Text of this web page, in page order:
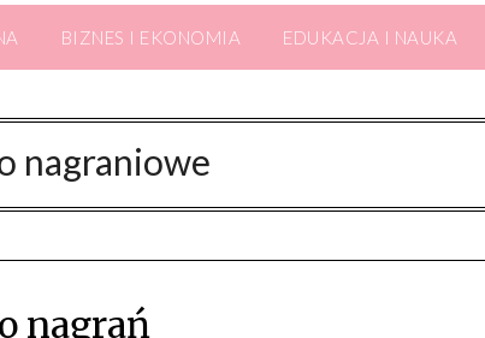
BIZNES I EKONOMIA EDUKACJA I NAUKA
nagraniowe
nagrań